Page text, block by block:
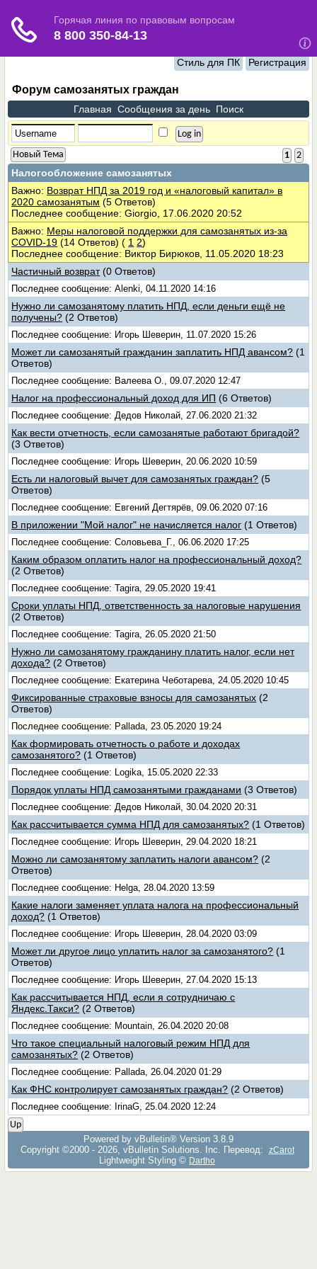
Стиль для ПК Регистрация
Форум самозанятых граждан
Главная Сообщения за день Поиск
1 2
Новый Тема
Налогообложение самозанятых
Важно: Возврат НПД за 2019 год и «налоговый капитал» в
2020 самозанятым (5 Ответов)
Последнее сообщение: Giorgio, 17.06.2020 20:52
Важно: Меры налоговой поддержки для самозанятых из-за
COVID-19 (14 Ответов) ( 1 2)
Последнее сообщение: Виктор Бирюков, 11.05.2020 18:23
Частичный возврат (0 Ответов)
Последнее сообщение: Alenki, 04.11.2020 14:16
Нужно ли самозанятому платить НПД, если деньги ещё не
получены? (2 Ответов)
Последнее сообщение: Игорь Шеверин, 11.07.2020 15:26
Может ли самозанятый гражданин заплатить НПД авансом? (1
Ответов)
Последнее сообщение: Валеева О., 09.07.2020 12:47
Налог на профессиональный доход для ИП (6 Ответов)
Последнее сообщение: Дедов Николай, 27.06.2020 21:32
Как вести отчетность, если самозанятые работают бригадой?
(3 Ответов)
Последнее сообщение: Игорь Шеверин, 20.06.2020 10:59
Есть ли налоговый вычет для самозанятых граждан? (5
Ответов)
Последнее сообщение: Евгений Дегтярёв, 09.06.2020 07:16
В приложении "Мой налог" не начисляется налог (1 Ответов)
Последнее сообщение: Соловьева_Г., 06.06.2020 17:25
Каким образом оплатить налог на профессиональный доход?
(2 Ответов)
Последнее сообщение: Tagira, 29.05.2020 19:41
Сроки уплаты НПД, ответственность за налоговые нарушения
(2 Ответов)
Последнее сообщение: Tagira, 26.05.2020 21:50
Нужно ли самозанятому гражданину платить налог, если нет
дохода? (2 Ответов)
Последнее сообщение: Екатерина Чеботарева, 24.05.2020 10:45
Фиксированные страховые взносы для самозанятых (2
Ответов)
Последнее сообщение: Pallada, 23.05.2020 19:24
Как формировать отчетность о работе и доходах
самозанятого? (1 Ответов)
Последнее сообщение: Logika, 15.05.2020 22:33
Порядок уплаты НПД самозанятыми гражданами (3 Ответов)
Последнее сообщение: Дедов Николай, 30.04.2020 20:31
Как рассчитывается сумма НПД для самозанятых? (1 Ответов)
Последнее сообщение: Игорь Шеверин, 29.04.2020 18:21
Можно ли самозанятому заплатить налоги авансом? (2
Ответов)
Последнее сообщение: Helga, 28.04.2020 13:59
Какие налоги заменяет уплата налога на профессиональный
доход? (1 Ответов)
Последнее сообщение: Игорь Шеверин, 28.04.2020 03:09
Может ли другое лицо уплатить налог за самозанятого? (1
Ответов)
Последнее сообщение: Игорь Шеверин, 27.04.2020 15:13
Как рассчитывается НПД, если я сотрудничаю с
Яндекс.Такси? (2 Ответов)
Последнее сообщение: Mountain, 26.04.2020 20:08
Что такое специальный налоговый режим НПД для
самозанятых? (2 Ответов)
Последнее сообщение: Pallada, 26.04.2020 01:29
Как ФНС контролирует самозанятых граждан? (2 Ответов)
Последнее сообщение: IrinaG, 25.04.2020 12:24
Up
Powered by vBulletin® Version 3.8.9
Copyright ©2000 - 2026, vBulletin Solutions, Inc. Перевод:
zCarot
Lightweight Styling © Dartho